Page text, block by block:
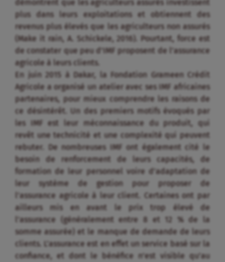
démontrent que les agriculteurs assurés investissent
plus dans leurs exploitations et obtiennent des
revenus plus élevés que les agriculteurs non assurés
(Make it rain, A. Schickele, 2016). Pourtant, force est
de constater que peu d’IMF proposent de l’assurance
agricole à leurs clients.
En juin 2015 à Dakar, la Fondation Grameen Crédit
Agricole a organisé un atelier avec ses IMF africaines
partenaires, pour mieux comprendre les raisons de
ce désintérêt. Un des premiers motifs évoqués par
les IMF est leur méconnaissance du produit, qui
revêt une technicité et une complexité qui peuvent
rebuter. De nombreuses IMF ont également cité le
besoin de renforcement de leurs capacités, de
formation de leur personnel voire d’adaptation de
leur système de gestion pour proposer de
l’assurance agricole à leur client. Certaines ont par
ailleurs mis en avant le prix trop élevé de
l’assurance (généralement entre 8 et 12 % de la
somme assurée) et le manque de demande de leurs
clients. L’assurance est en effet un service basé sur la
confiance, et dont le bénéfice n’est visible qu’au